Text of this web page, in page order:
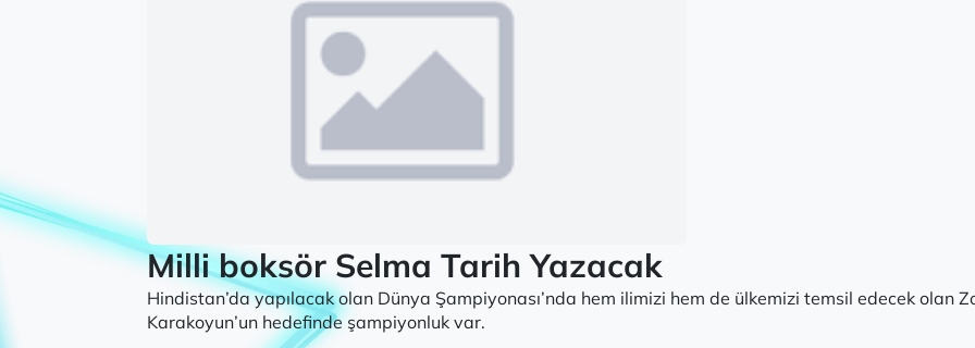
Milli boksör Selma Tarih Yazacak
Hindistan’da yapılacak olan Dünya Şampiyonası’nda hem ilimizi hem de ülkemizi temsil edecek olan
Karakoyun’un hedefinde şampiyonluk var.